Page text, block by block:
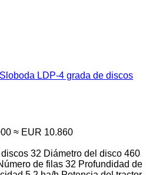
Sloboda LDP-4 grada de discos
≈ EUR 10.860
32 Diámetro del disco 460
de filas 32 Profundidad de